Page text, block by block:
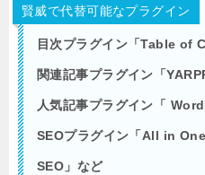
賢威で代替可能なプラグイン
目次プラグイン「Table of
関連記事プラグイン「
人気記事プラグイン「
SEOプラグイン「All in
SEO」など